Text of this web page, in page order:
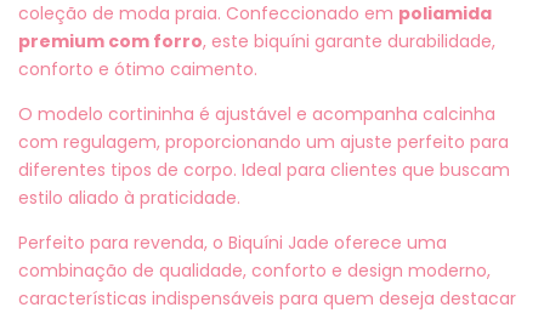
coleção de moda praia. Confeccionado em poliamida
premium com forro, este biquíni garante durabilidade,
conforto e ótimo caimento.
O modelo cortininha é ajustável e acompanha calcinha
com regulagem, proporcionando um ajuste perfeito para
diferentes tipos de corpo. Ideal para clientes que buscam
estilo aliado à praticidade.
Perfeito para revenda, o Biquíni Jade oferece uma
combinação de qualidade, conforto e design moderno,
características indispensáveis para quem deseja destacar